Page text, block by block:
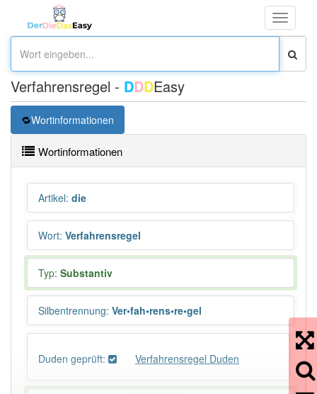
Toggle
Verfahrensregel - DDDEasy
Wortinformationen
Wortinformationen
Artikel: die
Wort: Verfahrensregel
Typ: Substantiv
Silbentrennung: Ver•fah•rens•re•gel
Duden geprüft: Verfahrensregel Duden